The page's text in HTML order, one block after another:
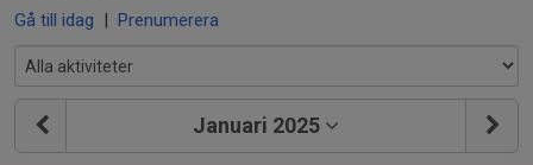
Gå till idag | Prenumerera
Januari 2025